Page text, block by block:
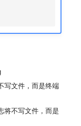
写文件，而是终端
将不写文件，而是